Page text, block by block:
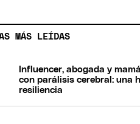
MÁS LEÍDAS
Influencer, abogada y
con parálisis cerebral: una
resiliencia